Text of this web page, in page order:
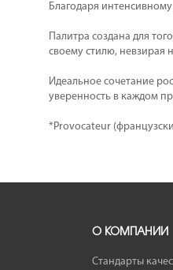
Благодаря
Палитра создана для
своему стилю, невзирая
Идеальное сочетание
уверенность в каждом
*Provocateur
О КОМПАНИИ
Стандарты